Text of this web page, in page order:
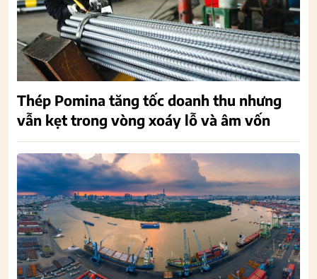
Thép Pomina tăng tốc doanh thu nhưng
vẫn kẹt trong vòng xoáy lỗ và âm vốn